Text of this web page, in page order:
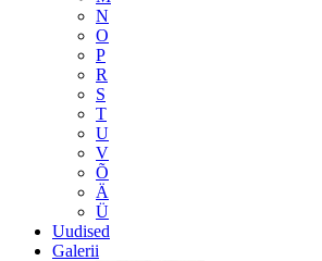
N
O
P
R
S
T
U
V
Õ
Ä
Ü
Uudised
Galerii